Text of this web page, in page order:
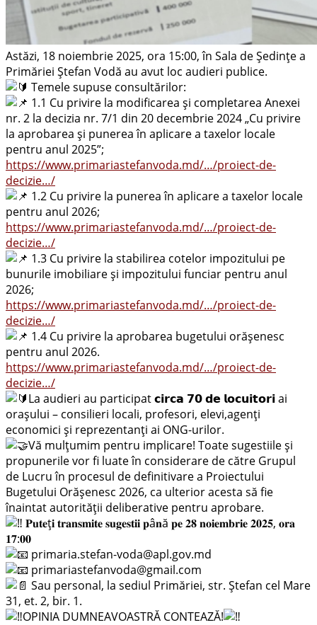
Astăzi, 18 noiembrie 2025, ora 15:00, în Sala de Ședințe a
Primăriei Ștefan Vodă au avut loc audieri publice.
Temele supuse consultărilor:
1.1 Cu privire la modificarea și completarea Anexei
nr. 2 la decizia nr. 7/1 din 20 decembrie 2024 „Cu privire
la aprobarea și punerea în aplicare a taxelor locale
pentru anul 2025”;
https://www.primariastefanvoda.md/…/proiect-de-
decizie…/
1.2 Cu privire la punerea în aplicare a taxelor locale
pentru anul 2026;
https://www.primariastefanvoda.md/…/proiect-de-
decizie…/
1.3 Cu privire la stabilirea cotelor impozitului pe
bunurile imobiliare și impozitului funciar pentru anul
2026;
https://www.primariastefanvoda.md/…/proiect-de-
decizie…/
1.4 Cu privire la aprobarea bugetului orășenesc
pentru anul 2026.
https://www.primariastefanvoda.md/…/proiect-de-
decizie…/
La audieri au participat 𝗰𝗶𝗿𝗰𝗮 𝟳𝟬 𝗱𝗲 𝗹𝗼𝗰𝘂𝗶𝘁𝗼𝗿𝗶 ai
orașului – consilieri locali, profesori, elevi,agenți
economici și reprezentanți ai ONG-urilor.
Vă mulțumim pentru implicare! Toate sugestiile și
propunerile vor fi luate în considerare de către Grupul
de Lucru în procesul de definitivare a Proiectului
Bugetului Orășenesc 2026, ca ulterior acesta să fie
înaintat autorității deliberative pentru aprobare.
𝐏𝐮𝐭𝐞ț𝐢 𝐭𝐫𝐚𝐧𝐬𝐦𝐢𝐭𝐞 𝐬𝐮𝐠𝐞𝐬𝐭𝐢𝐢 𝐩â𝐧ă 𝐩𝐞 𝟐𝟖 𝐧𝐨𝐢𝐞𝐦𝐛𝐫𝐢𝐞 𝟐𝟎𝟐𝟓, 𝐨𝐫𝐚
𝟏𝟕:𝟎𝟎
primaria.stefan-voda@apl.gov.md
primariastefanvoda@gmail.com
Sau personal, la sediul Primăriei, str. Ștefan cel Mare
31, et. 2, bir. 1.
OPINIA DUMNEAVOASTRĂ CONTEAZĂ!